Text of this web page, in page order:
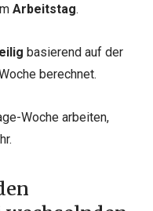
Arbeitstag.
basierend auf der
berechnet.
Woche arbeiten,